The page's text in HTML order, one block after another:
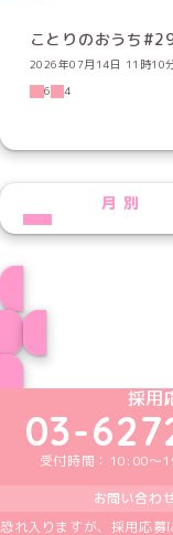
ことりのおうち
2026年07月14日 11時10
6
4
月別
採用
03-
受付時間：10:00～
お問い合わ
恐れ入りますが、採用応募